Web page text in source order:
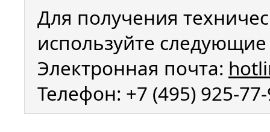
Для получения
используйте
Электронная почта:
Телефон: +7 (495) 925-